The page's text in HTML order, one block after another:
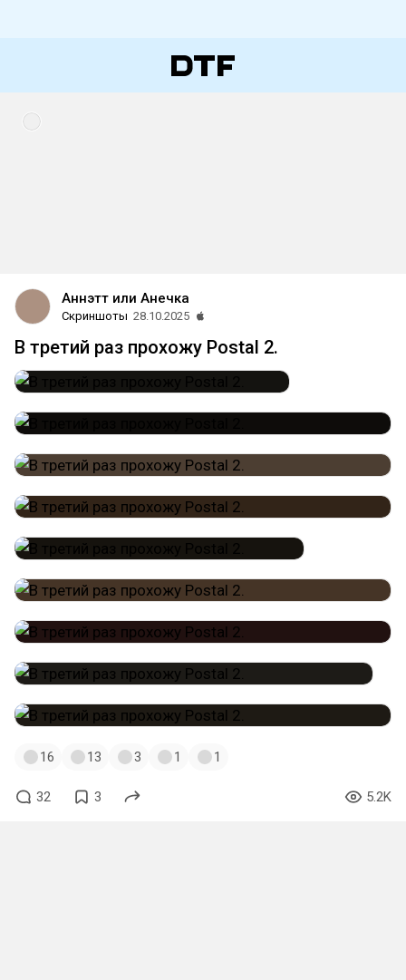
Аннэтт или Анечка
Скриншоты 28.10.2025
В третий раз прохожу Postal 2.
16 13 3 1 1
32 3 5.2K